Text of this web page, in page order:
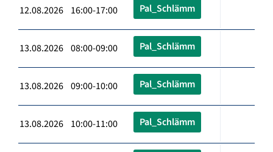
12.08.2026 16:00-17:00 Pal_Schlämm
13.08.2026 08:00-09:00 Pal_Schlämm
13.08.2026 09:00-10:00 Pal_Schlämm
13.08.2026 10:00-11:00 Pal_Schlämm